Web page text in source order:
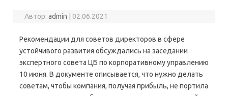
Автор:admin 02.06.2021
Рекомендации для советов директоров в сфере
устойчивого развития обсуждались на заседании
экспертного совета ЦБ по корпоративному управлению
10 июня. В документе описывается, что нужно делать
советам, чтобы компания, получая прибыль, не портила